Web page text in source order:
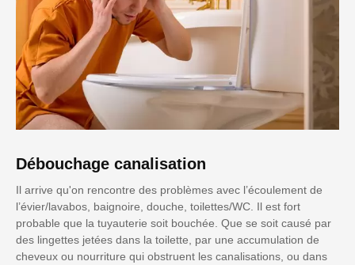
Débouchage canalisation
Il arrive qu'on rencontre des problèmes avec l’écoulement de
l’évier/lavabos, baignoire, douche, toilettes/WC. Il est fort
probable que la tuyauterie soit bouchée. Que se soit causé par
des lingettes jetées dans la toilette, par une accumulation de
cheveux ou nourriture qui obstruent les canalisations, ou dans